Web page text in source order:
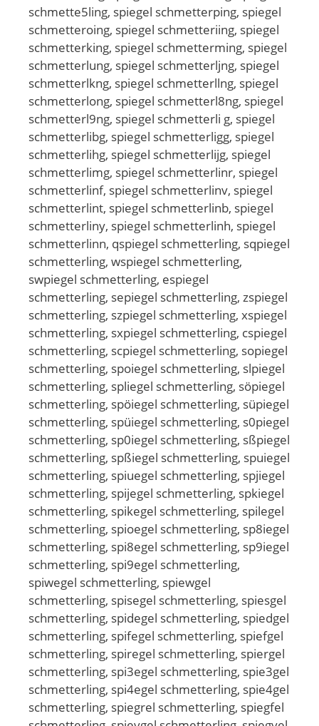
schmette5ling, spiegel schmetterping, spiegel
schmetteroing, spiegel schmetteriing, spiegel
schmetterking, spiegel schmetterming, spiegel
schmetterlung, spiegel schmetterljng, spiegel
schmetterlkng, spiegel schmetterllng, spiegel
schmetterlong, spiegel schmetterl8ng, spiegel
schmetterl9ng, spiegel schmetterli g, spiegel
schmetterlibg, spiegel schmetterligg, spiegel
schmetterlihg, spiegel schmetterlijg, spiegel
schmetterlimg, spiegel schmetterlinr, spiegel
schmetterlinf, spiegel schmetterlinv, spiegel
schmetterlint, spiegel schmetterlinb, spiegel
schmetterliny, spiegel schmetterlinh, spiegel
schmetterlinn, qspiegel schmetterling, sqpiegel
schmetterling, wspiegel schmetterling,
swpiegel schmetterling, espiegel
schmetterling, sepiegel schmetterling, zspiegel
schmetterling, szpiegel schmetterling, xspiegel
schmetterling, sxpiegel schmetterling, cspiegel
schmetterling, scpiegel schmetterling, sopiegel
schmetterling, spoiegel schmetterling, slpiegel
schmetterling, spliegel schmetterling, söpiegel
schmetterling, spöiegel schmetterling, süpiegel
schmetterling, spüiegel schmetterling, s0piegel
schmetterling, sp0iegel schmetterling, sßpiegel
schmetterling, spßiegel schmetterling, spuiegel
schmetterling, spiuegel schmetterling, spjiegel
schmetterling, spijegel schmetterling, spkiegel
schmetterling, spikegel schmetterling, spilegel
schmetterling, spioegel schmetterling, sp8iegel
schmetterling, spi8egel schmetterling, sp9iegel
schmetterling, spi9egel schmetterling,
spiwegel schmetterling, spiewgel
schmetterling, spisegel schmetterling, spiesgel
schmetterling, spidegel schmetterling, spiedgel
schmetterling, spifegel schmetterling, spiefgel
schmetterling, spiregel schmetterling, spiergel
schmetterling, spi3egel schmetterling, spie3gel
schmetterling, spi4egel schmetterling, spie4gel
schmetterling, spiegrel schmetterling, spiegfel